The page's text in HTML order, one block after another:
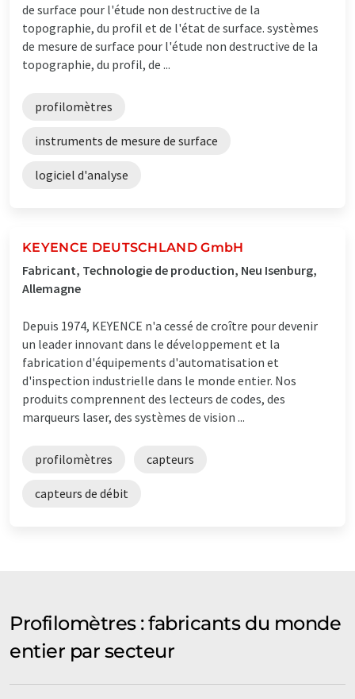
de surface pour l'étude non destructive de la
topographie, du profil et de l'état de surface. systèmes
de mesure de surface pour l'étude non destructive de la
topographie, du profil, de ...
profilomètres
instruments de mesure de surface
logiciel d'analyse
KEYENCE DEUTSCHLAND GmbH
Fabricant, Technologie de production, Neu Isenburg,
Allemagne
Depuis 1974, KEYENCE n'a cessé de croître pour devenir
un leader innovant dans le développement et la
fabrication d'équipements d'automatisation et
d'inspection industrielle dans le monde entier. Nos
produits comprennent des lecteurs de codes, des
marqueurs laser, des systèmes de vision ...
profilomètres capteurs
capteurs de débit
Profilomètres : fabricants du monde
entier par secteur